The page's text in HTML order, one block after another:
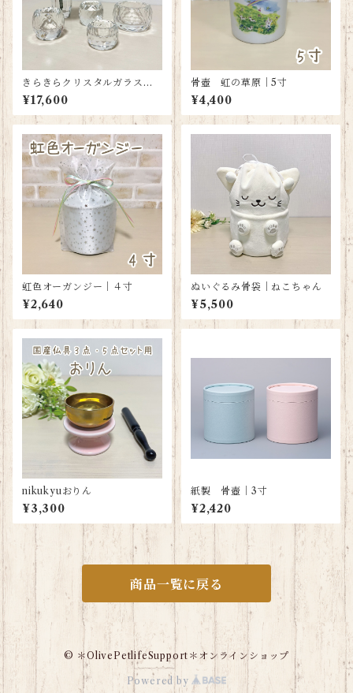
きらきらクリスタルガラス仏
具5点セット
¥17,600
骨壺 虹の草原｜5寸
¥4,400
虹色オーガンジー｜４寸
¥2,640
ぬいぐるみ骨袋｜ねこちゃん
¥5,500
nikukyuおりん
¥3,300
紙製 骨壺｜3寸
¥2,420
商品一覧に戻る
© ＊OlivePetlifeSupport＊オンラインショップ
Powered by